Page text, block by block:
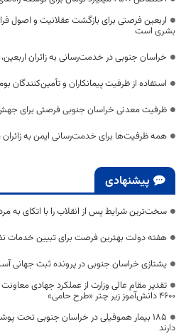
اربعین فرصتی برای بازگشت عقلانیت و اصول
بشری است
خراسان جنوبی در خدمت‌رسانی به زائران
استفاده از ظرفیت پیمانکاران و تأمین‌کنندگان
ظرفیت معدنی خراسان جنوبی فرصتی برای
همه ظرفیت‌ها برای خدمت‌رسانی ایمن به
پیشنهادی
سخت‌ترین شرایط پس از انقلاب را با اتکای به
هفته دولت بهترین فرصت برای تبیین خدمات
یشتازی خراسان جنوبی در پرونده ثبت جهانی
تقدیر مقام عالی وزارت از عملکرد جهادی
۴۶۰۰ دانش‌آموز زیر چتر «طرح حامی»
۱۸۵ بیمار هموفیلی در خراسان جنوبی
دارند